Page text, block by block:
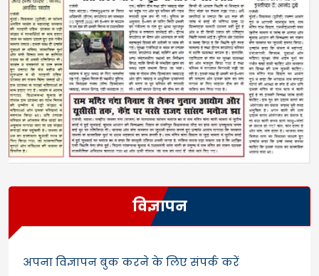
विज्ञापन
अपना विज्ञापन बुक करने के लिए संपर्क करें